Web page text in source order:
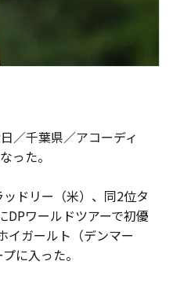
／千葉県／アコーディ
った。
ドリー（米）、同2位タ
DPワールドツアーで初優
イガールト（デンマー
に入った。